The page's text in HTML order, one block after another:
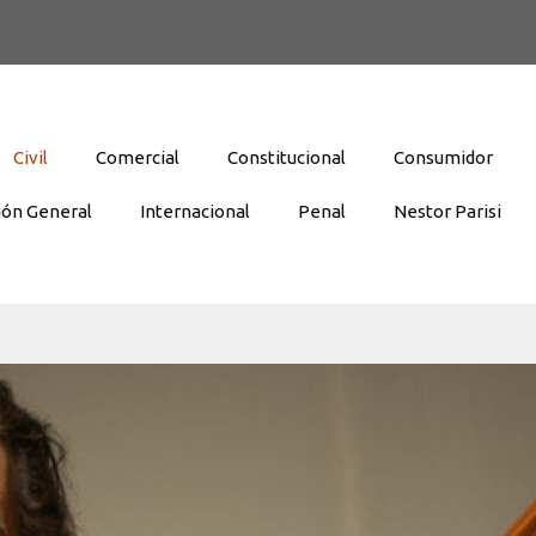
Civil Comercial Constitucional Consumidor
General Internacional Penal Nestor Parisi